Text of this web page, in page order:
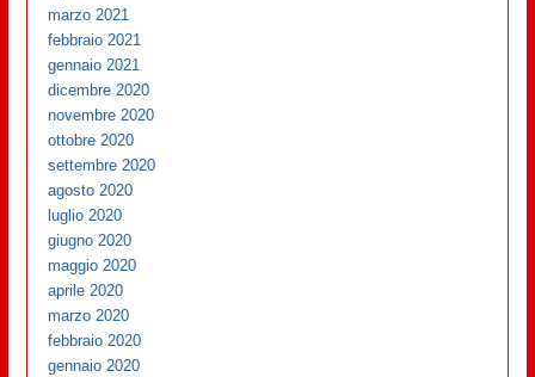
marzo 2021
febbraio 2021
gennaio 2021
dicembre 2020
novembre 2020
ottobre 2020
settembre 2020
agosto 2020
luglio 2020
giugno 2020
maggio 2020
aprile 2020
marzo 2020
febbraio 2020
gennaio 2020